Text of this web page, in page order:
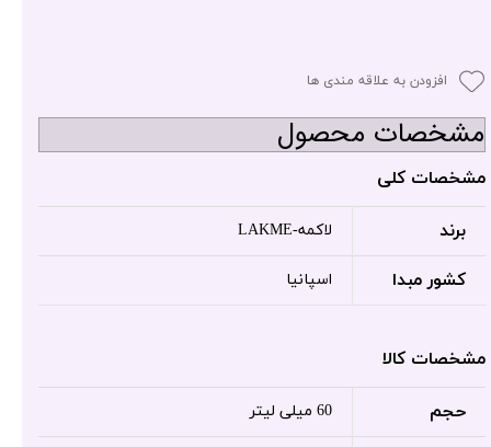
افزودن به علاقه مندی ها
مشخصات محصول
مشخصات کلی
برند لاکمه-LAKME
کشور مبدا اسپانیا
مشخصات کالا
حجم 60 میلی لیتر